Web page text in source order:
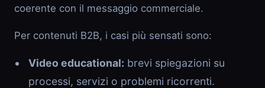
coerente con il messaggio commerciale.
Per contenuti B2B, i casi più sensati sono:
Video educational: brevi spiegazioni su
processi, servizi o problemi ricorrenti.